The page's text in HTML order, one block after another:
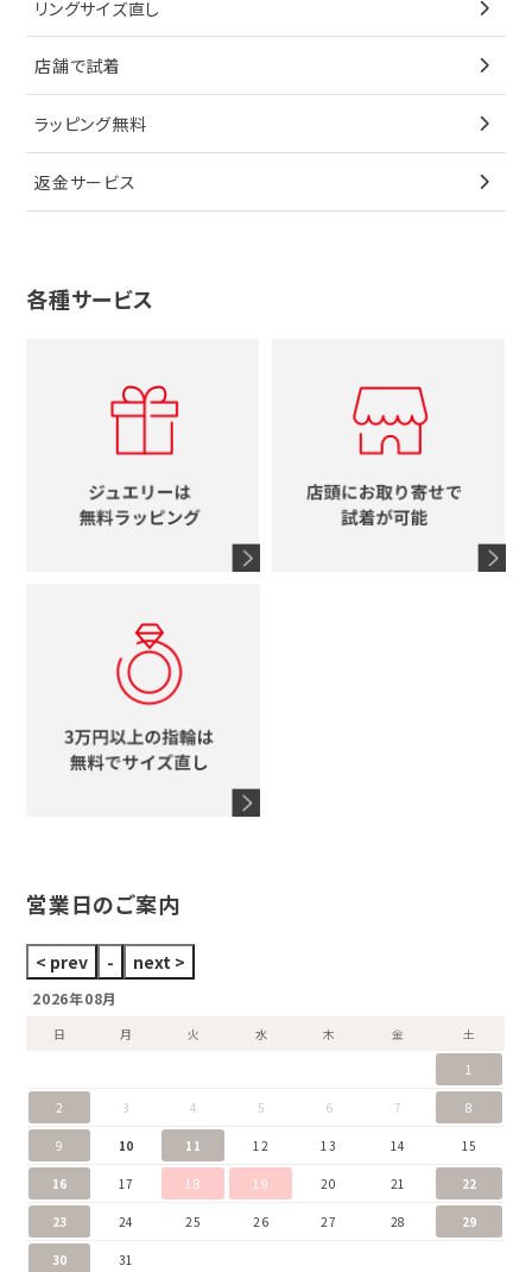
ペンダントトップ
ブローチ
その他
ノーブランドジュエリーをすべて見る
ブレスレット
ペンダントトップ
ブローチ
その他
ティファニー
ブルガリ
グッチ
スタージュエリー
ウノアエレ
サングラス
シューズ
香水
シャネル
コーチ
ブランドアイテムをすべて見る
シャネル
タグホイヤー
カルティエ
セイコー
メンズ時計
時計をすべて見る
カルティエ
ウノアエレ
4℃
グッチ
ルイヴィトン
エルメス
シャネル
タグホイヤー
星
リボン
花
十字架
イニシャル
リングサイズ直し
店舗で試着
ラッピング無料
返金サービス
各種サービス
営業日のご案内
2026年08月
日 月 火 水 木 金
土
1
2 3 4 5 6 7 8
9 10 11 12 13 14 15
16 17 18 19 20 21 22
23 24 25 26 27 28 29
30 31